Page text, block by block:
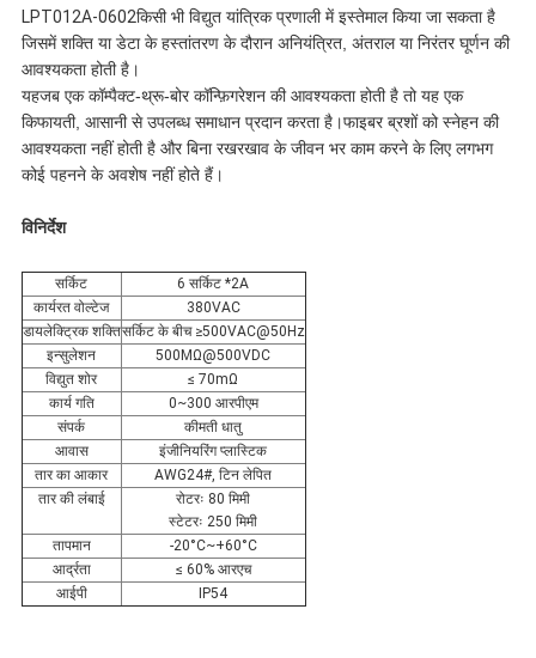
POLICY
LPT012A-0602किसी भी विद्युत यांत्रिक प्रणाली में इस्तेमाल किया जा सकता है
जिसमें शक्ति या डेटा के हस्तांतरण के दौरान अनियंत्रित, अंतराल या निरंतर घूर्णन की
आवश्यकता होती है।
यहजब एक कॉम्पैक्ट-थ्रू-बोर कॉन्फ़िगरेशन की आवश्यकता होती है तो यह एक
किफायती, आसानी से उपलब्ध समाधान प्रदान करता है।फाइबर ब्रशों को स्नेहन की
आवश्यकता नहीं होती है और बिना रखरखाव के जीवन भर काम करने के लिए लगभग
कोई पहनने के अवशेष नहीं होते हैं।
विनिर्देश
सर्किट
6 सर्किट *2A
कार्यरत वोल्टेज
380VAC
डायलेक्ट्रिक शक्तिसर्किट के बीच ≥500VAC@50Hz
इन्सुलेशन
500MΩ@500VDC
विद्युत शोर
≤ 70mΩ
कार्य गति
0~300 आरपीएम
संपर्क
कीमती धातु
आवास
इंजीनियरिंग प्लास्टिक
तार का आकार
AWG24#, टिन लेपित
तार की लंबाई
रोटरः 80 मिमी
स्टेटरः 250 मिमी
तापमान
-20°C~+60°C
आर्द्रता
≤ 60% आरएच
आईपी
IP54